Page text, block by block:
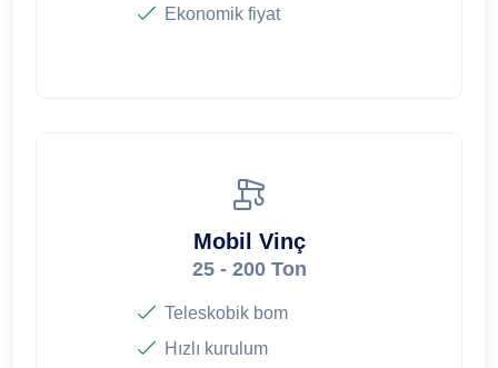
Ekonomik fiyat
Mobil Vinç
25 - 200 Ton
Teleskobik bom
Hızlı kurulum